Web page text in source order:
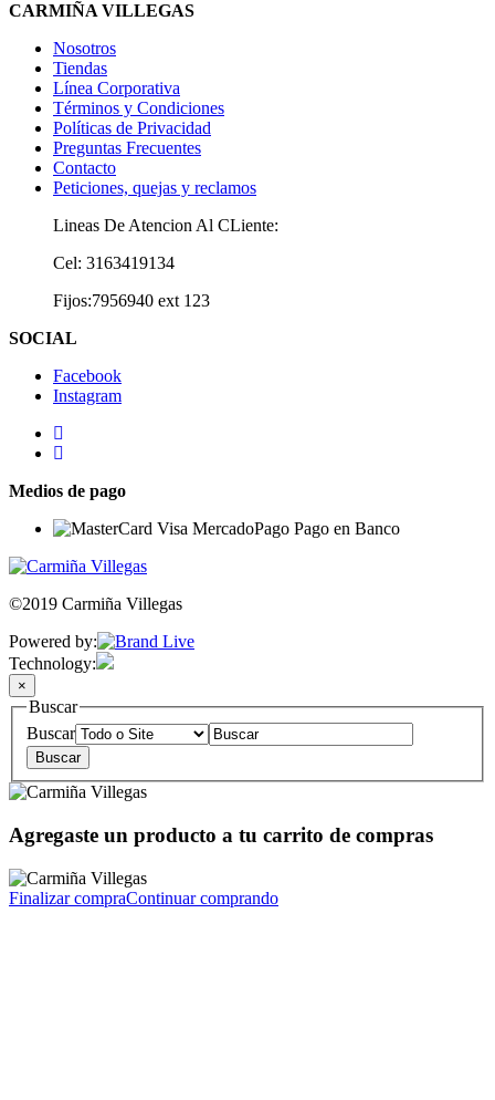
CARMIÑA VILLEGAS
Nosotros
Tiendas
Línea Corporativa
Términos y Condiciones
Políticas de Privacidad
Preguntas Frecuentes
Contacto
Peticiones, quejas y reclamos
Lineas De Atencion Al CLiente:
Cel: 3163419134
Fijos:7956940 ext 123
SOCIAL
Facebook
Instagram
Medios de pago
©2019 Carmiña Villegas
Powered by:
Technology:
×
Buscar
Buscar
Agregaste un producto a tu carrito de compras
Finalizar compraContinuar comprando